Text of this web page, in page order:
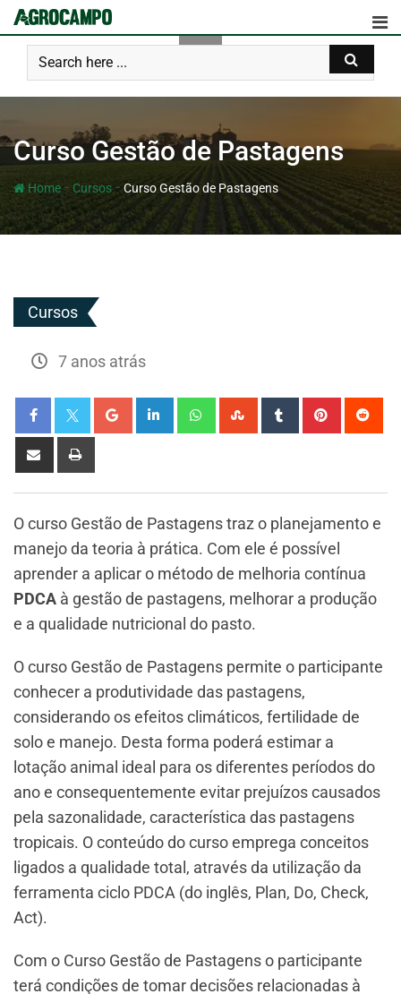
Curso Gestão de Pastagens
Home- Cursos - Curso Gestão de Pastagens
Cursos
7 anos atrás
O curso Gestão de Pastagens traz o planejamento e
manejo da teoria à prática. Com ele é possível
aprender a aplicar o método de melhoria contínua
PDCA à gestão de pastagens, melhorar a produção
e a qualidade nutricional do pasto.
O curso Gestão de Pastagens permite o participante
conhecer a produtividade das pastagens,
considerando os efeitos climáticos, fertilidade de
solo e manejo. Desta forma poderá estimar a
lotação animal ideal para os diferentes períodos do
ano e consequentemente evitar prejuízos causados
pela sazonalidade, característica das pastagens
tropicais. O conteúdo do curso emprega conceitos
ligados a qualidade total, através da utilização da
ferramenta ciclo PDCA (do inglês, Plan, Do, Check,
Act).
Com o Curso Gestão de Pastagens o participante
terá condições de tomar decisões relacionadas à